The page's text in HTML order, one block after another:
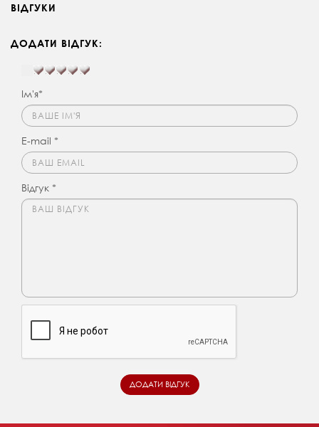
ВІДГУКИ
ДОДАТИ ВІДГУК:
Ім'я*
E-mail *
Відгук *